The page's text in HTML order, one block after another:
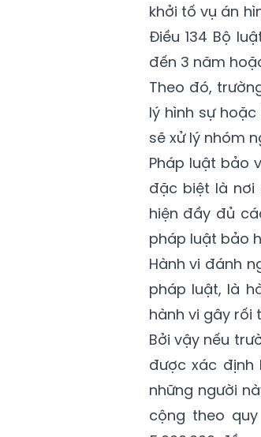
khởi tố vụ án
Điều 134 Bộ
đến 3 năm
Theo đó,
lý hình sự
sẽ xử lý nhóm
Pháp luật bảo
đặc biệt là nơi
hiện đầy đủ
pháp luật bảo
Hành vi đánh
pháp luật, là
hành vi gây rối
Bởi vậy nếu
được xác định
những người
cộng theo